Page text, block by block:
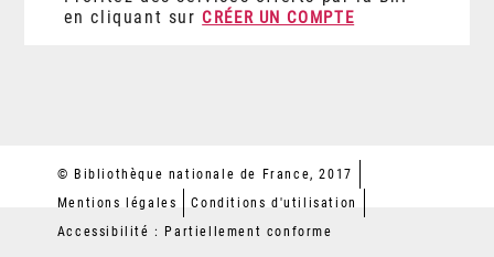
en cliquant sur CRÉER UN COMPTE
© Bibliothèque nationale de France, 2017
Mentions légales
Conditions d'utilisation
Accessibilité : Partiellement conforme